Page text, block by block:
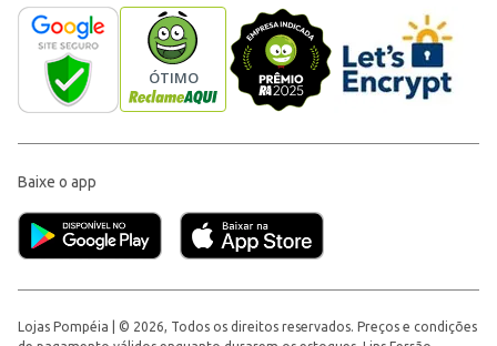
Baixe o app
Lojas Pompéia | © 2026, Todos os direitos reservados. Preços e condições